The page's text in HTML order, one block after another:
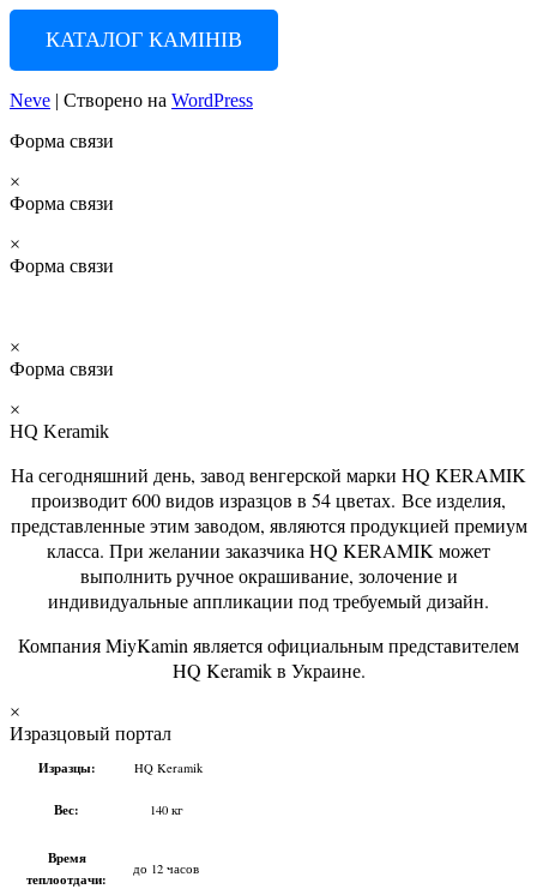
КАТАЛОГ КАМІНІВ
Neve | Створено на WordPress
Форма связи
×
Форма связи
×
Форма связи
×
Форма связи
×
HQ Keramik
На сегодняшний день, завод венгерской марки HQ KERAMIK
производит 600 видов изразцов в 54 цветах. Все изделия,
представленные этим заводом, являются продукцией премиум
класса. При желании заказчика HQ KERAMIK может
выполнить ручное окрашивание, золочение и
индивидуальные аппликации под требуемый дизайн.
Компания MiyKamin является официальным представителем
HQ Keramik в Украине.
×
Изразцовый портал
Изразцы: HQ Keramik
Вес: 140 кг
Время
теплоотдачи:
до 12 часов